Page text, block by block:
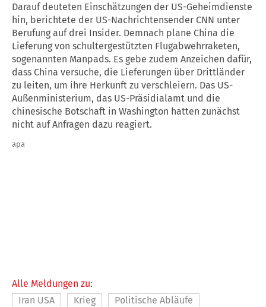
Darauf deuteten Einschätzungen der US-Geheimdienste
hin, berichtete der US-Nachrichtensender CNN unter
Berufung auf drei Insider. Demnach plane China die
Lieferung von schultergestützten Flugabwehrraketen,
sogenannten Manpads. Es gebe zudem Anzeichen dafür,
dass China versuche, die Lieferungen über Drittländer
zu leiten, um ihre Herkunft zu verschleiern. Das US-
Außenministerium, das US-Präsidialamt und die
chinesische Botschaft in Washington hatten zunächst
nicht auf Anfragen dazu reagiert.
apa
Alle Meldungen zu:
Iran USA
Krieg
Politische Abläufe